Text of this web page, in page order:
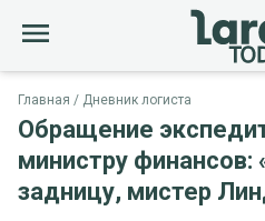
Главная Дневник логиста
Обращение
министру финансов:
задницу, мистер